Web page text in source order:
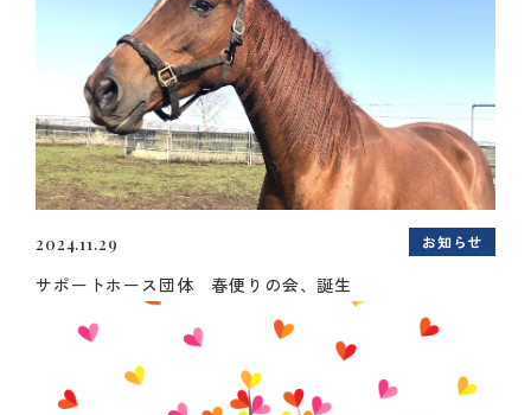
2024.11.29 お知らせ
サポートホース団体 春便りの会、誕生